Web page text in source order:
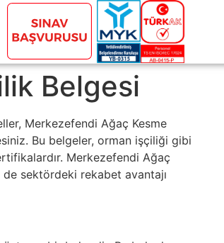
Belgesi
Merkezefendi Ağaç Kesme
Bu belgeler, orman işçiliği gibi
Merkezefendi Ağaç
sektördeki rekabet avantajı